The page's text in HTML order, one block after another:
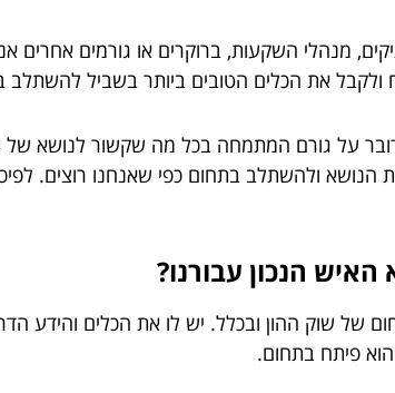
מנהלי השקעות, ברוקרים או גורמים אחרים
את הכלים הטובים ביותר בשביל להשתלב
על גורם המתמחה בכל מה שקשור לנושא של
הנושא ולהשתלב בתחום כפי שאנחנו רוצים.
הנכון עבורנו?
של שוק ההון ובכלל. יש לו את הכלים והידע
פיתח בתחום.